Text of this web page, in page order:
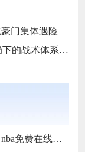
门集体遇险
战术体系重构
nba免费在线高清直播